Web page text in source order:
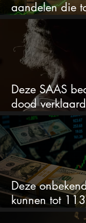
aandelen die
stijgen
Deze SAAS
dood
springlevend
Deze
kunnen tot
(één springt